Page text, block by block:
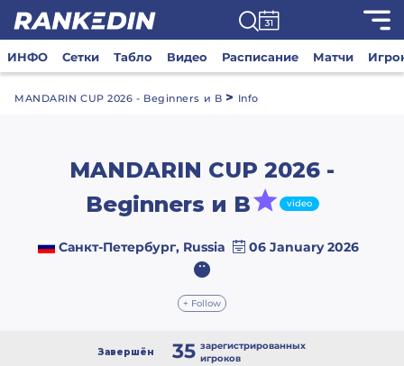
ИНФО Сетки Табло Видео Расписание Матчи
MANDARIN CUP 2026 - Beginners и B > Info
MANDARIN CUP 2026 -
Beginners и B
video
Санкт-Петербург, Russia 06 January 2026
+ Follow
Завершён 35 зарегистрированных
игроков